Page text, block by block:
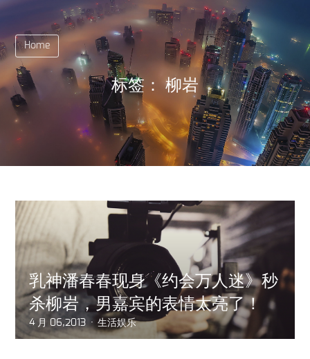
Home
标签：柳岩
乳神潘春春现身《约会万人迷》秒
杀柳岩，男嘉宾的表情太亮了！
4 月 06,2013 生活娱乐